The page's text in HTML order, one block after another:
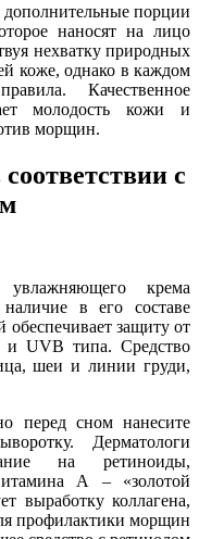
дополнительные порции
наносят на лицо
нехватку природных
коже, однако в каждом
Качественное
молодость кожи и
морщин.
с
крема
в его составе
обеспечивает защиту от
и UVB типа. Средство
шеи и линии груди,
перед сном нанесите
Дерматологи
на ретиноиды,
А – «золотой
выработку коллагена,
профилактики морщин